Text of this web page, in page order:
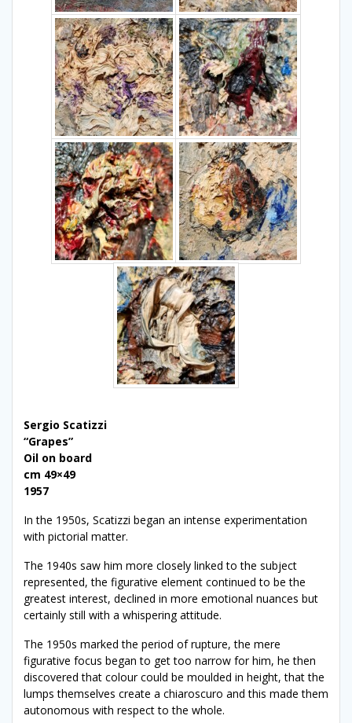
Sergio Scatizzi
“Grapes”
Oil on board
cm 49×49
1957
In the 1950s, Scatizzi began an intense experimentation
with pictorial matter.
The 1940s saw him more closely linked to the subject
represented, the figurative element continued to be the
greatest interest, declined in more emotional nuances but
certainly still with a whispering attitude.
The 1950s marked the period of rupture, the mere
figurative focus began to get too narrow for him, he then
discovered that colour could be moulded in height, that the
lumps themselves create a chiaroscuro and this made them
autonomous with respect to the whole.